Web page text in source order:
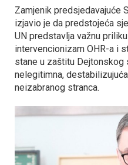
Zamjenik predsjedavajuće
izjavio je da predstojeća
UN predstavlja važnu
intervencionizam OHR-a i
stane u zaštitu Dejtonskog
nelegitimna,
neizabranog stranca.